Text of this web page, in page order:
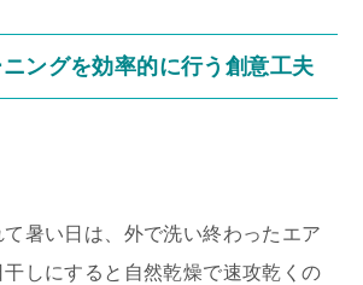
ングを効率的に行う創意工夫
暑い日は、外で洗い終わったエア
しにすると自然乾燥で速攻乾くの